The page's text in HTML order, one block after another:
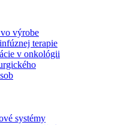
produktový katalóg B.
portfóliom.​
nás.
výrobe
terapie
v onkológii
systémy